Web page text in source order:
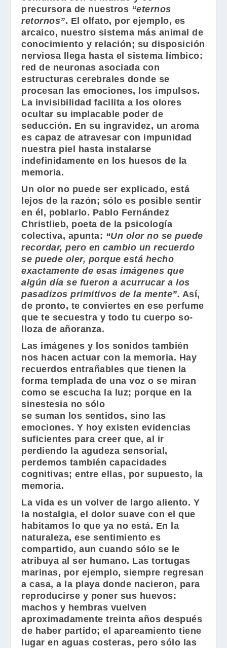
precursora de nuestros “eternos
retornos”. El olfato, por ejemplo, es
arcaico, nuestro sistema más animal de
conocimiento y relación; su disposición
nerviosa llega hasta el sistema límbico:
red de neuronas asociada con
estructuras cerebrales donde se
procesan las emociones, los impulsos.
La invisibilidad facilita a los olores
ocultar su implacable poder de
seducción. En su ingravidez, un aroma
es capaz de atravesar con impunidad
nuestra piel hasta instalarse
indefinidamente en los huesos de la
memoria.
Un olor no puede ser explicado, está
lejos de la razón; sólo es posible sentir
en él, poblarlo. Pablo Fernández
Christlieb, poeta de la psicología
colectiva, apunta: “Un olor no se puede
recordar, pero en cambio un recuerdo
se puede oler, porque está hecho
exactamente de esas imágenes que
algún día se fueron a acurrucar a los
pasadizos primitivos de la mente”. Así,
de pronto, te conviertes en ese perfume
que te secuestra y todo tu cuerpo so-
lloza de añoranza.
Las imágenes y los sonidos también
nos hacen actuar con la memoria. Hay
recuerdos entrañables que tienen la
forma templada de una voz o se miran
como se escucha la luz; porque en la
sinestesia no sólo
se suman los sentidos, sino las
emociones. Y hoy existen evidencias
suficientes para creer que, al ir
perdiendo la agudeza sensorial,
perdemos también capacidades
cognitivas; entre ellas, por supuesto, la
memoria.
La vida es un volver de largo aliento. Y
la nostalgia, el dolor suave con el que
habitamos lo que ya no está. En la
naturaleza, ese sentimiento es
compartido, aun cuando sólo se le
atribuya al ser humano. Las tortugas
marinas, por ejemplo, siempre regresan
a casa, a la playa donde nacieron, para
reproducirse y poner sus huevos:
machos y hembras vuelven
aproximadamente treinta años después
de haber partido; el apareamiento tiene
lugar en aguas costeras, pero sólo las